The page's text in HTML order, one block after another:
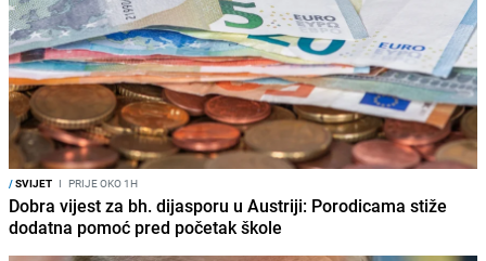
/SVIJET I PRIJE OKO 1H
Dobra vijest za bh. dijasporu u Austriji: Porodicama stiže
dodatna pomoć pred početak škole